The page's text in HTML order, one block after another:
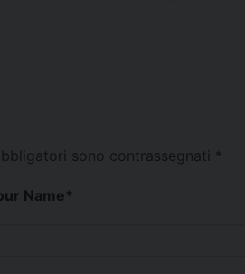
sono contrassegnati *
Name*